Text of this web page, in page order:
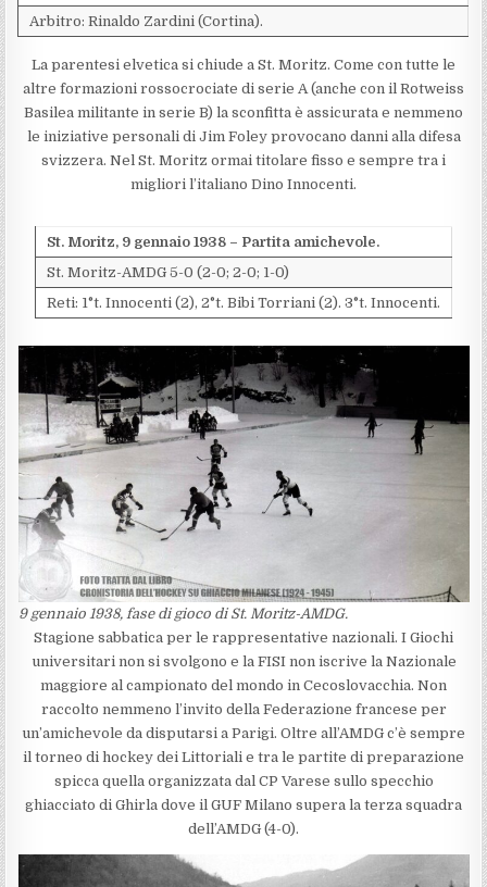
Arbitro: Rinaldo Zardini (Cortina).
La parentesi elvetica si chiude a St. Moritz. Come con tutte le
altre formazioni rossocrociate di serie A (anche con il Rotweiss
Basilea militante in serie B) la sconfitta è assicurata e nemmeno
le iniziative personali di Jim Foley provocano danni alla difesa
svizzera. Nel St. Moritz ormai titolare fisso e sempre tra i
migliori l’italiano Dino Innocenti.
St. Moritz, 9 gennaio 1938 – Partita amichevole.
St. Moritz-AMDG 5-0 (2-0; 2-0; 1-0)
Reti: 1°t. Innocenti (2), 2°t. Bibi Torriani (2). 3°t. Innocenti.
9 gennaio 1938, fase di gioco di St. Moritz-AMDG.
Stagione sabbatica per le rappresentative nazionali. I Giochi
universitari non si svolgono e la FISI non iscrive la Nazionale
maggiore al campionato del mondo in Cecoslovacchia. Non
raccolto nemmeno l’invito della Federazione francese per
un’amichevole da disputarsi a Parigi. Oltre all’AMDG c’è sempre
il torneo di hockey dei Littoriali e tra le partite di preparazione
spicca quella organizzata dal CP Varese sullo specchio
ghiacciato di Ghirla dove il GUF Milano supera la terza squadra
dell’AMDG (4-0).